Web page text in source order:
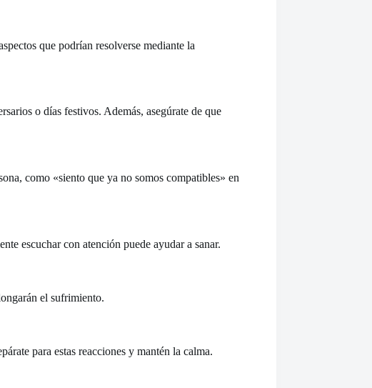
que podrían resolverse mediante la
o días festivos. Además, asegúrate de que
como «siento que ya no somos compatibles» en
escuchar con atención puede ayudar a sanar.
el sufrimiento.
para estas reacciones y mantén la calma.